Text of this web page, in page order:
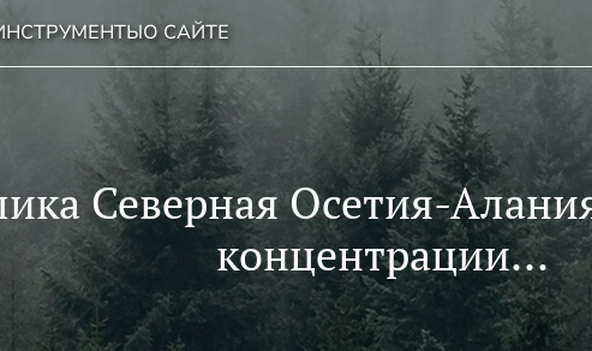
О САЙТЕ
Северная Осетия-
концентрации...